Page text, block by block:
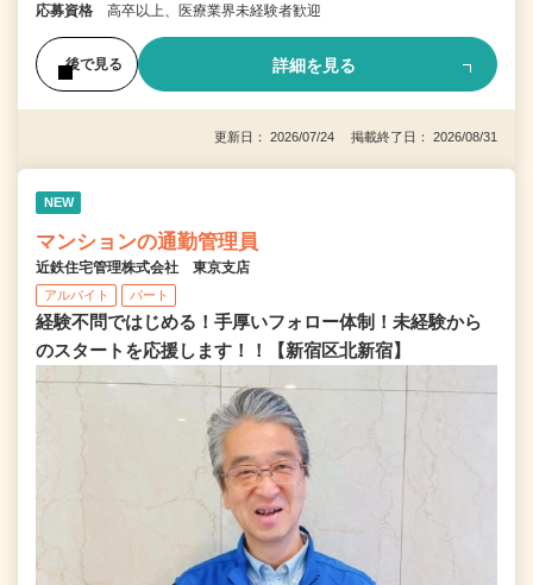
応募資格 高卒以上、医療業界未経験者歓迎
後で見る 詳細を見る
更新日： 2026/07/24 掲載終了日： 2026/08/31
NEW
マンションの通勤管理員
近鉄住宅管理株式会社 東京支店
アルバイト パート
経験不問ではじめる！手厚いフォロー体制！未経験から
のスタートを応援します！！【新宿区北新宿】